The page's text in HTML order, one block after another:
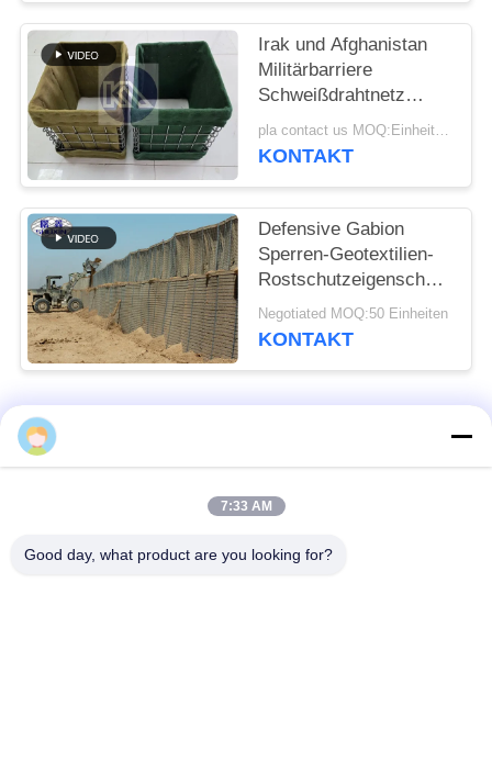
Irak und Afghanistan
Militärbarriere
Schweißdrahtnetz
Hesco
Verteidigungsbarriere
pla contact us MOQ:Einheit 10
KONTAKT
Defensive Gabion
Sperren-Geotextilien-
Rostschutzeigenschaft
Gavanized
Negotiated MOQ:50 Einheiten
KONTAKT
Alle
Militärsperre
7:33 AM
Good day, what product are you looking for?